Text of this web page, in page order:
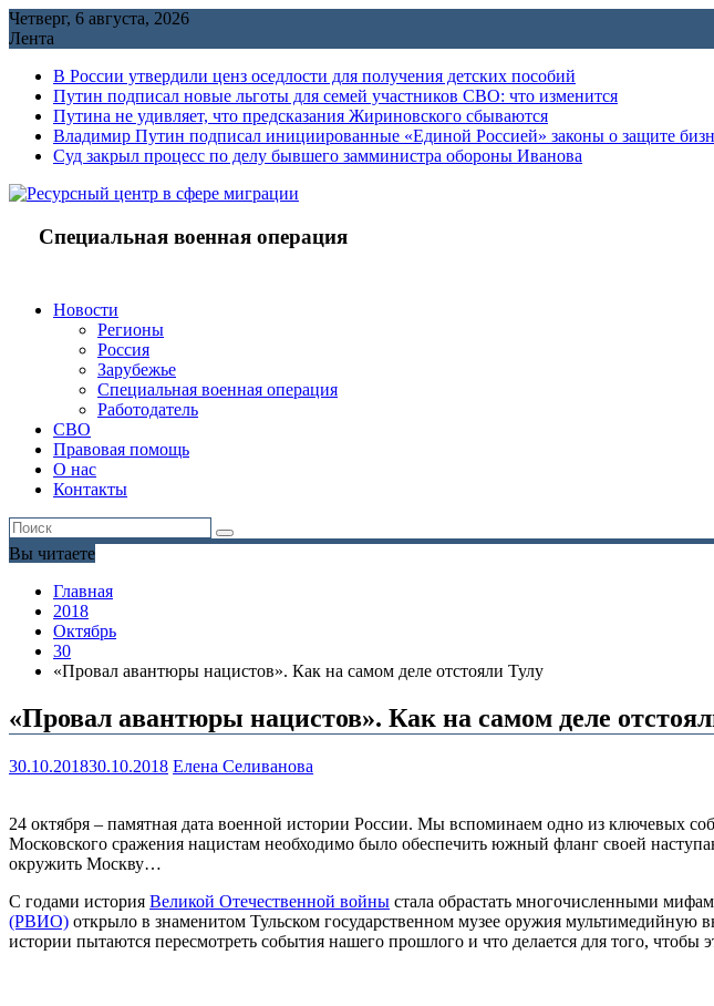
Перейти
к
Четверг, 6 августа, 2026
Лента
В России утвердили ценз оседлости для получения детских пособий
Путин подписал новые льготы для семей участников СВО: что изменится
Путина не удивляет, что предсказания Жириновского сбываются
Владимир Путин подписал инициированные «Единой Россией» законы о защите
Cуд закрыл процесс по делу бывшего замминистра обороны Иванова
Специальная военная операция
Новости
Регионы
Россия
Зарубежье
Специальная военная операция
Работодатель
СВО
Правовая помощь
О нас
Контакты
Вы читаете
Главная
2018
Октябрь
30
«Провал авантюры нацистов». Как на самом деле отстояли Тулу
«Провал авантюры нацистов». Как на самом деле
30.10.201830.10.2018 Елена Селиванова
24 октября – памятная дата военной истории России. Мы вспоминаем одно из ключевых
Московского сражения нацистам необходимо было обеспечить южный фланг своей
окружить Москву…
С годами история Великой Отечественной войны стала обрастать многочисленными
(РВИО) открыло в знаменитом Тульском государственном музее оружия
истории пытаются пересмотреть события нашего прошлого и что делается для того, чтобы